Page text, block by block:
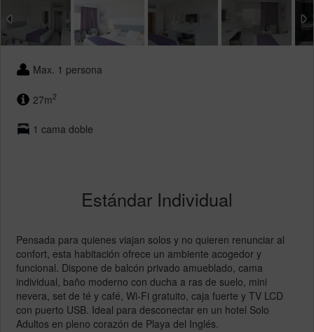
Max. 1 persona
27m2
1 cama doble
Estándar Individual
Pensada para quienes viajan solos y no quieren renunciar al
confort, esta habitación ofrece un ambiente acogedor y
funcional. Dispone de balcón privado amueblado, cama
individual, baño moderno con ducha a ras de suelo, mini
nevera, set de té y café, Wi-Fi gratuito, caja fuerte y TV LCD
con puerto USB. Ideal para desconectar en un hotel Solo
Adultos en pleno corazón de Playa del Inglés.